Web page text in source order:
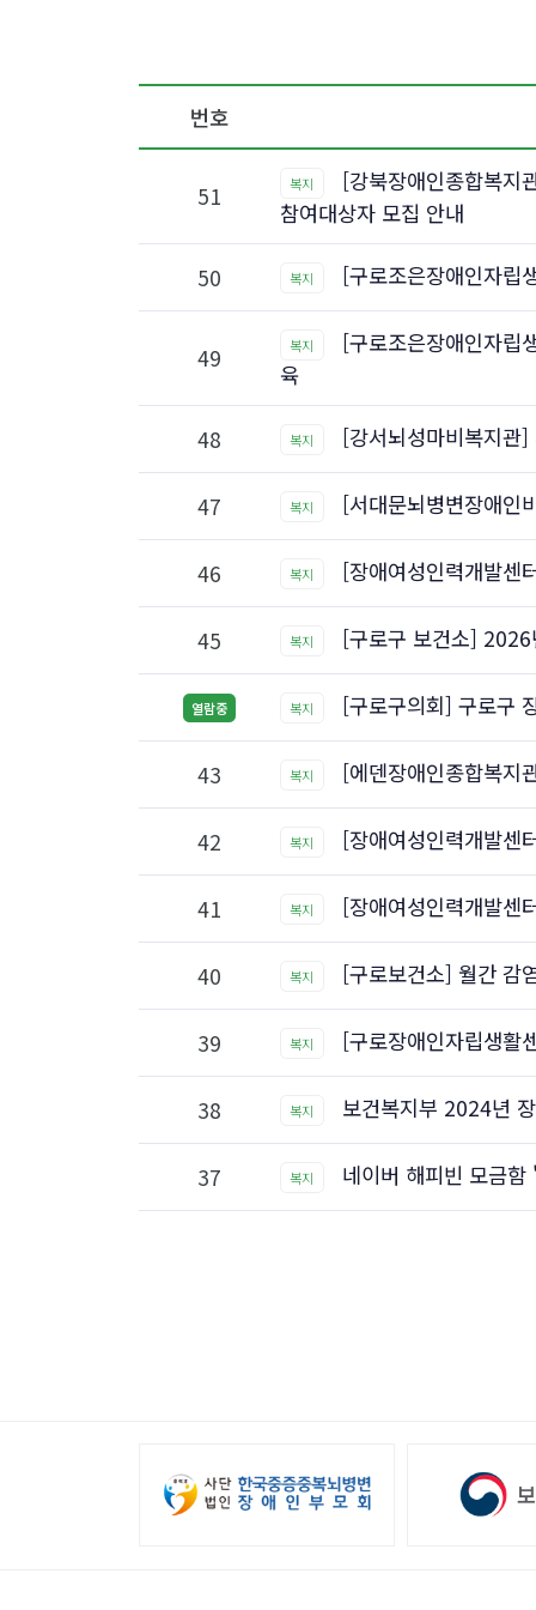
번호
51 복지
[강북장애인종합복지
참여대상자 모집 안내
50 복지 [구로조은장애인자립
49 복지
[구로조은장애인자립
육
48 복지 [강서뇌성마비복지관
47 복지 [서대문뇌병변장애인
46 복지 [장애여성인력개발센
45 복지 [구로구 보건소]
열람중 복지 [구로구의회] 구로구
43 복지 [에덴장애인종합복지
42 복지 [장애여성인력개발센
41 복지 [장애여성인력개발센
40 복지 [구로보건소] 월간 감
39 복지 [구로장애인자립생활
38 복지 보건복지부 2024년
37 복지 네이버 해피빈 모금